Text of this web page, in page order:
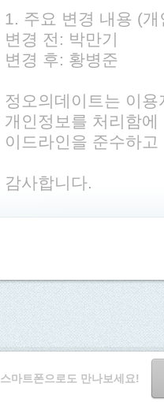
1. 주요 변경 내용 (
변경 전: 박만기
변경 후: 황병준
정오의데이트는 이
개인정보를 처리함
이드라인을 준수하고
감사합니다.
스마트폰으로도 만나보세요!